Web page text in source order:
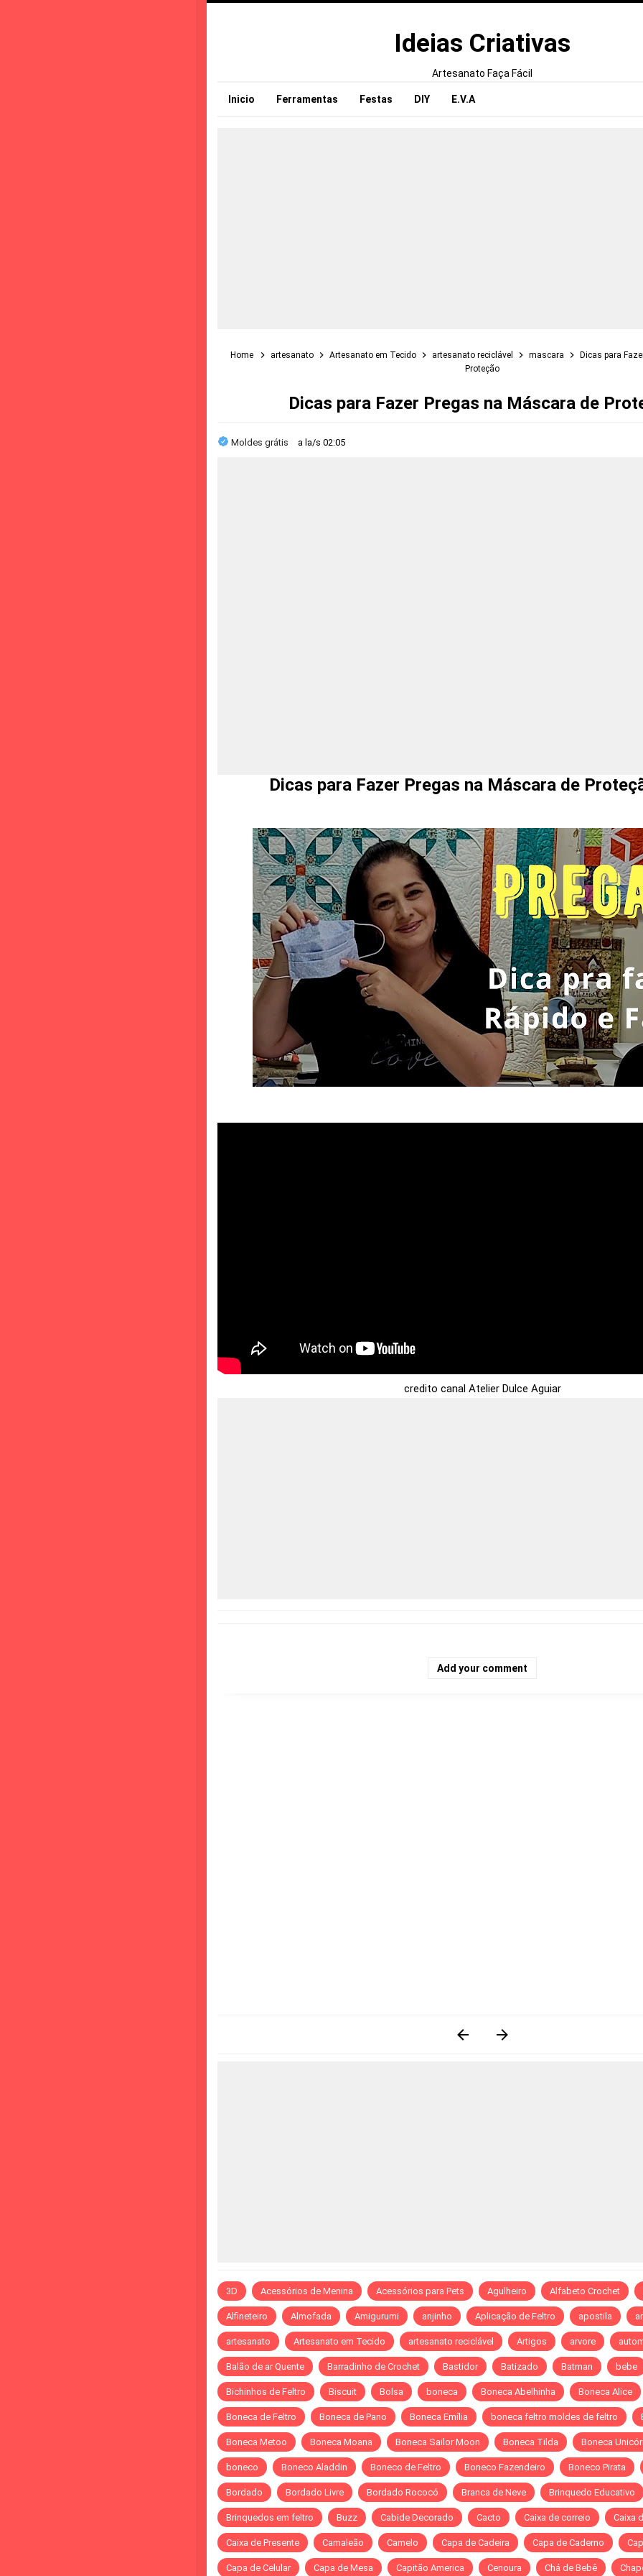
Ideias Criativas
Artesanato Faça Fácil
Inicio Ferramentas Festas DIY E.V.A
Home artesanato Artesanato em Tecido artesanato reciclável mascara
Dicas para
Proteção
Dicas para Fazer Pregas na Máscara de
Moldes grátis a la/s 02:05
Dicas para Fazer Pregas na Máscara de
credito canal Atelier Dulce Aguiar
Add your comment
3D Acessórios de Menina Acessórios para Pets Agulheiro Alfabeto Crochet
Alfineteiro Almofada Amigurumi anjinho Aplicação de Feltro apostila
artesanato Artesanato em Tecido artesanato reciclável Artigos arvore
Balão de ar Quente Barradinho de Crochet Bastidor Batizado Batman bebe
Bichinhos de Feltro Biscuit Bolsa boneca Boneca Abelhinha Boneca Alice
Boneca de Feltro Boneca de Pano Boneca Emília boneca feltro moldes de feltro
Boneca Metoo Boneca Moana Boneca Sailor Moon Boneca Tilda Boneca
boneco Boneco Aladdin Boneco de Feltro Boneco Fazendeiro Boneco Pirata
Bordado Bordado Livre Bordado Rococó Branca de Neve Brinquedo Educativo
Brinquedos em feltro Buzz Cabide Decorado Cacto Caixa de correio Caixa
Caixa de Presente Camaleão Camelo Capa de Cadeira Capa de Caderno
Capa de Celular Capa de Mesa Capitão America Cenoura Chá de Bebê